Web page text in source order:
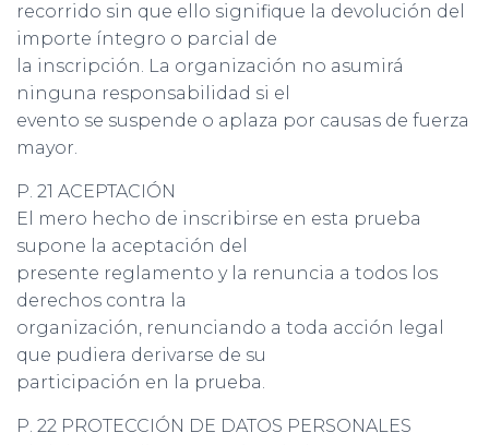
recorrido sin que ello signifique la devolución del
importe íntegro o parcial de
la inscripción. La organización no asumirá
ninguna responsabilidad si el
evento se suspende o aplaza por causas de fuerza
mayor.
P. 21 ACEPTACIÓN
El mero hecho de inscribirse en esta prueba
supone la aceptación del
presente reglamento y la renuncia a todos los
derechos contra la
organización, renunciando a toda acción legal
que pudiera derivarse de su
participación en la prueba.
P. 22 PROTECCIÓN DE DATOS PERSONALES